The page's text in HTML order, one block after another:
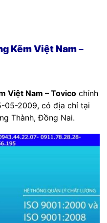
Kẽm Việt Nam –
Việt Nam – Tovico chính
05-2009, có địa chỉ tại
Thành, Đồng Nai.